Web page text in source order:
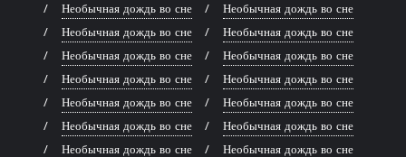
Необычная дождь во сне
Необычная дождь во сне
Необычная дождь во сне
Необычная дождь во сне
Необычная дождь во сне
Необычная дождь во сне
Необычная дождь во сне
Необычная дождь во сне
Необычная дождь во сне
Необычная дождь во сне
Необычная дождь во сне
Необычная дождь во сне
Необычная дождь во сне
Необычная дождь во сне